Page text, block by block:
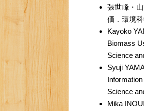
張世峰・
価．環境
Kayoko
Biomass
Science
Syuji
Science
Mika